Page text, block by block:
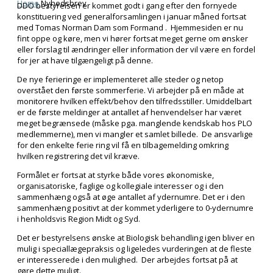
HomeNyhedsbrev
DDO bestyrelsen er kommet godt i gang efter den fornyede
konstituering ved generalforsamlingen i januar måned fortsat
med Tomas Norman Dam som Formand . Hjemmesiden er nu
fint oppe og køre, men vi hører fortsat meget gerne om ønsker
eller forslag til ændringer eller information der vil være en fordel
for jer at have tilgængeligt på denne.
De nye ferieringe er implementeret alle steder og netop
overstået den første sommerferie. Vi arbejder på en måde at
monitorere hvilken effekt/behov den tilfredsstiller. Umiddelbart
er de første meldinger at antallet af henvendelser har været
meget begrænsede (måske pga. manglende kendskab hos PLO
medlemmerne), men vi mangler et samlet billede. De ansvarlige
for den enkelte ferie ring vil få en tilbagemelding omkring
hvilken registrering det vil kræve.
Formålet er fortsat at styrke både vores økonomiske,
organisatoriske, faglige og kollegiale interesser og i den
sammenhæng også at øge antallet af ydernumre. Det er i den
sammenhæng positivt at der kommet yderligere to 0-ydernumre
i henholdsvis Region Midt og Syd.
Det er bestyrelsens ønske at Biologisk behandling igen bliver en
mulig i speciallægepraksis og ligeledes vurderingen at de fleste
er interesserede i den mulighed. Der arbejdes fortsat på at
gøre dette muligt.